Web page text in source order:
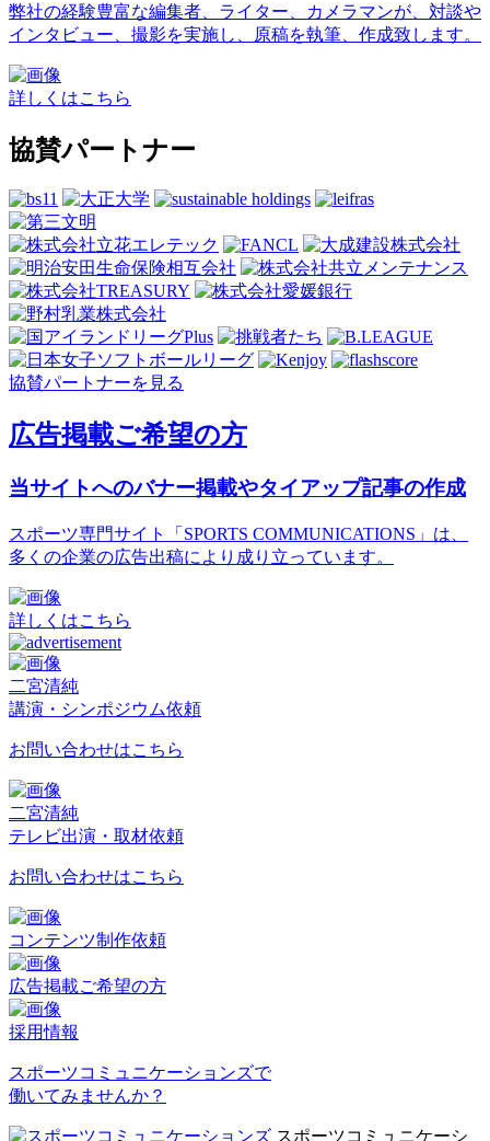
弊社の経験豊富な編集者、ライター、カメラマンが、対談や
インタビュー、撮影を実施し、原稿を執筆、作成致します。
詳しくはこちら
協賛パートナー
協賛パートナーを見る
広告掲載ご希望の方
当サイトへのバナー掲載やタイアップ記事の作成
スポーツ専門サイト「SPORTS COMMUNICATIONS」は、
多くの企業の広告出稿により成り立っています。
詳しくはこちら
二宮清純
講演・シンポジウム依頼
お問い合わせはこちら
二宮清純
テレビ出演・取材依頼
お問い合わせはこちら
コンテンツ制作依頼
広告掲載ご希望の方
採用情報
スポーツコミュニケーションズで
働いてみませんか？
スポーツコミュニケーシ